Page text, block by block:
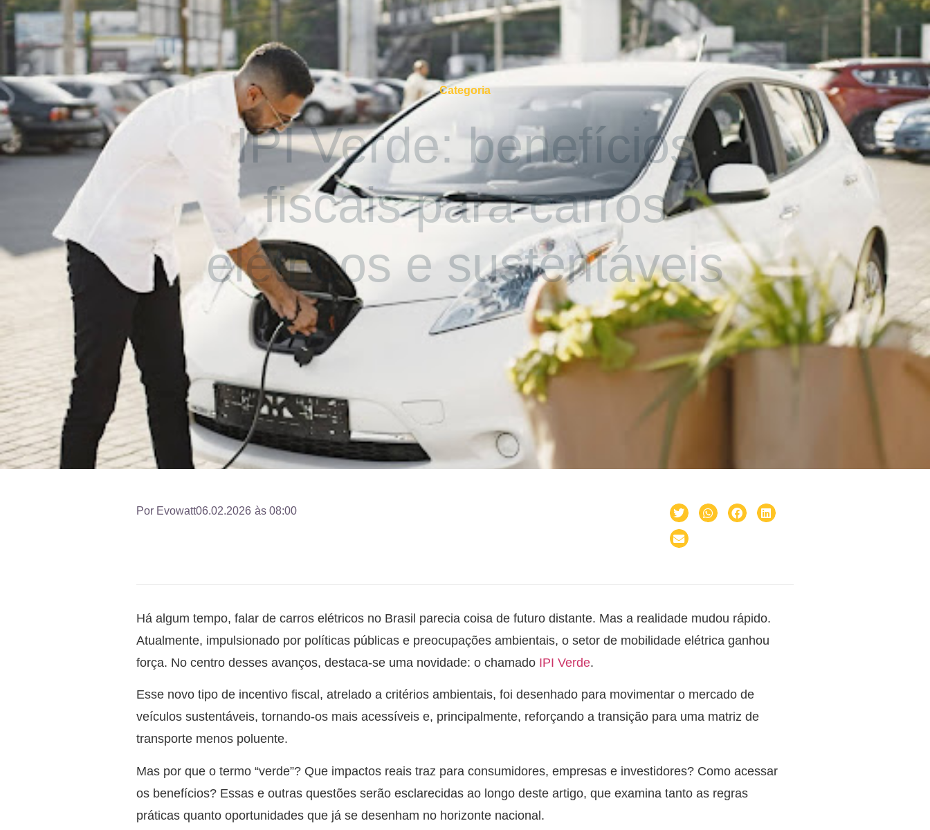
Home Quem somos Soluções Artigos Fale Conosco
Categoria
IPI Verde: benefícios
fiscais para carros
elétricos e sustentáveis
Por Evowatt06.02.2026 às 08:00
Há algum tempo, falar de carros elétricos no Brasil parecia coisa de futuro distante. Mas a realidade mudou rápido.
Atualmente, impulsionado por políticas públicas e preocupações ambientais, o setor de mobilidade elétrica ganhou
força. No centro desses avanços, destaca-se uma novidade: o chamado IPI Verde.
Esse novo tipo de incentivo fiscal, atrelado a critérios ambientais, foi desenhado para movimentar o mercado de
veículos sustentáveis, tornando-os mais acessíveis e, principalmente, reforçando a transição para uma matriz de
transporte menos poluente.
Mas por que o termo “verde”? Que impactos reais traz para consumidores, empresas e investidores? Como acessar
os benefícios? Essas e outras questões serão esclarecidas ao longo deste artigo, que examina tanto as regras
práticas quanto oportunidades que já se desenham no horizonte nacional.